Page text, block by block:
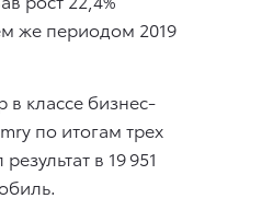
же периодом 2019
классе бизнес-
по итогам трех
в 19 951